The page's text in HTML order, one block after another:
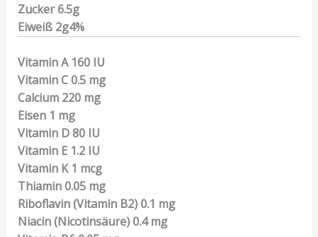
Zucker6.5g
Eiweiß 2g4%
Vitamin A 160IU
Vitamin C0.5mg
Calcium 220mg
Eisen 1 mg
Vitamin D80IU
Vitamin E 1.2IU
Vitamin K 1 mcg
Thiamin0.05mg
Riboflavin (Vitamin B2)0.1 mg
Niacin (Nicotinsäure)0.4mg